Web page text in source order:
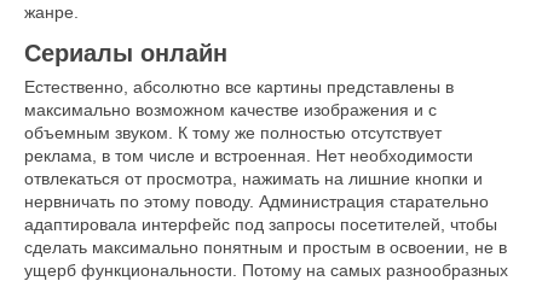
жанре.
Сериалы онлайн
Естественно, абсолютно все картины представлены в
максимально возможном качестве изображения и с
объемным звуком. К тому же полностью отсутствует
реклама, в том числе и встроенная. Нет необходимости
отвлекаться от просмотра, нажимать на лишние кнопки и
нервничать по этому поводу. Администрация старательно
адаптировала интерфейс под запросы посетителей, чтобы
сделать максимально понятным и простым в освоении, не в
ущерб функциональности. Потому на самых разнообразных